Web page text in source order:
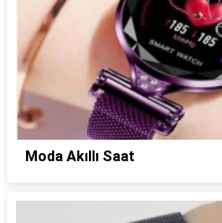
Moda Akıllı Saat